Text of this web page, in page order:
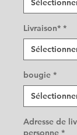
Livraison* *
bougie *
Adresse de
personne *